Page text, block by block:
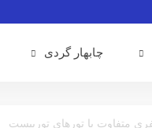
چابهار گردی